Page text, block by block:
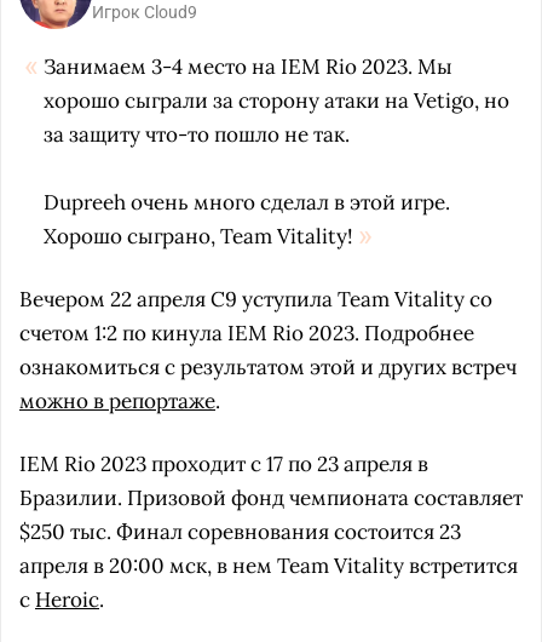
Игрок Cloud9
Занимаем 3-4 место на IEM Rio 2023. Мы
хорошо сыграли за сторону атаки на Vetigo, но
за защиту что-то пошло не так.
Dupreeh очень много сделал в этой игре.
Хорошо сыграно, Team Vitality!
Вечером 22 апреля C9 уступила Team Vitality со
счетом 1:2 по кинула IEM Rio 2023. Подробнее
ознакомиться с результатом этой и других встреч
можно в репортаже.
IEM Rio 2023 проходит с 17 по 23 апреля в
Бразилии. Призовой фонд чемпионата составляет
$250 тыс. Финал соревнования состоится 23
апреля в 20:00 мск, в нем Team Vitality встретится
с Heroic.